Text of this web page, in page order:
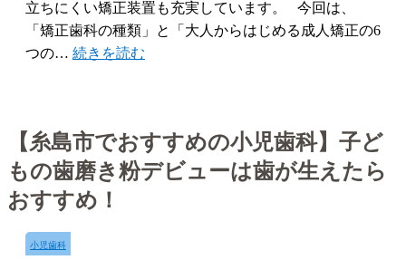
立ちにくい矯正装置も充実しています。 今回は、
「矯正歯科の種類」と「大人からはじめる成人矯正の6
つの… 続きを読む
【糸島市でおすすめの小児歯科】子ど
もの歯磨き粉デビューは歯が生えたら
おすすめ！
小児歯科